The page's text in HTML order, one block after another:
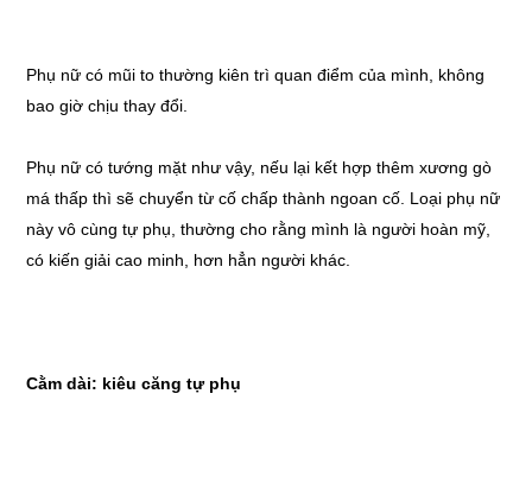
Phụ nữ có mũi to thường kiên trì quan điểm của mình, không
bao giờ chịu thay đổi.
Phụ nữ có tướng mặt như vậy, nếu lại kết hợp thêm xương gò
má thấp thì sẽ chuyển từ cố chấp thành ngoan cố. Loại phụ nữ
này vô cùng tự phụ, thường cho rằng mình là người hoàn mỹ,
có kiến giải cao minh, hơn hẳn người khác.
Cằm dài: kiêu căng tự phụ